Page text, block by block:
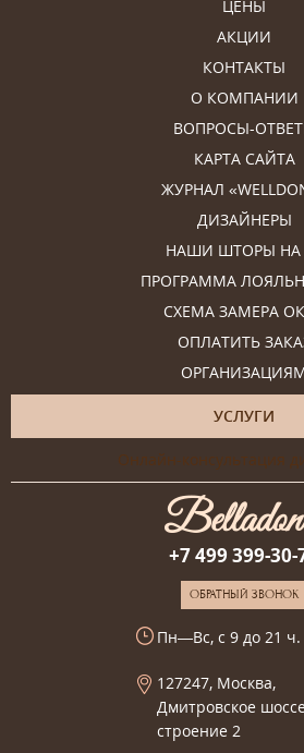
ЦЕНЫ
АКЦИИ
КОНТАКТЫ
О КОМПАНИИ
ВОПРОСЫ-
КАРТА САЙТА
ЖУРНАЛ
ДИЗАЙНЕРЫ
НАШИ ШТОРЫ НА
ПРОГРАММА
СХЕМА ЗАМЕРА
ОПЛАТИТЬ
УСЛУГИ
Онлайн-консультация
+7 499 399-30-
ОБРАТНЫЙ ЗВОНОК
Пн—Вс, с 9 до 21 ч.
127247, Москва,
Дмитровское
строение 2